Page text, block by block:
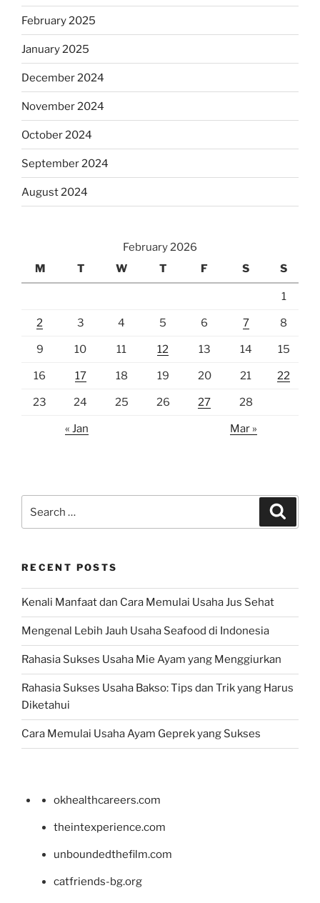
February 2025
January 2025
December 2024
November 2024
October 2024
September 2024
August 2024
February 2026
M
T W T F S S
1
2 3 4 5 6 7 8
9 10 11 12 13 14 15
16 17 18 19 20 21 22
23 24 25 26 27 28
« Jan Mar »
for:
RECENT POSTS
Kenali Manfaat dan Cara Memulai Usaha Jus Sehat
Mengenal Lebih Jauh Usaha Seafood di Indonesia
Rahasia Sukses Usaha Mie Ayam yang Menggiurkan
Rahasia Sukses Usaha Bakso: Tips dan Trik yang Harus
Diketahui
Cara Memulai Usaha Ayam Geprek yang Sukses
okhealthcareers.com
theintexperience.com
unboundedthefilm.com
catfriends-bg.org